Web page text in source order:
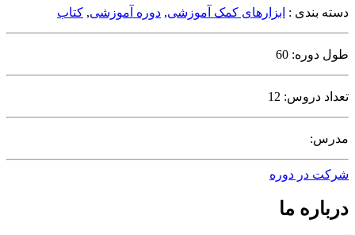
دسته بندی : ابزارهای کمک آموزشی, دوره آموزشی, کتاب
طول دوره: 60
تعداد دروس: 12
مدرس:
شرکت در دوره
درباره ما